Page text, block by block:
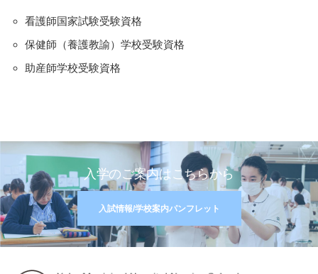
看護師国家試験受験資格
保健師（養護教諭）学校受験資格
助産師学校受験資格
入学のご案内はこちらから
入試情報/学校案内パンフレット